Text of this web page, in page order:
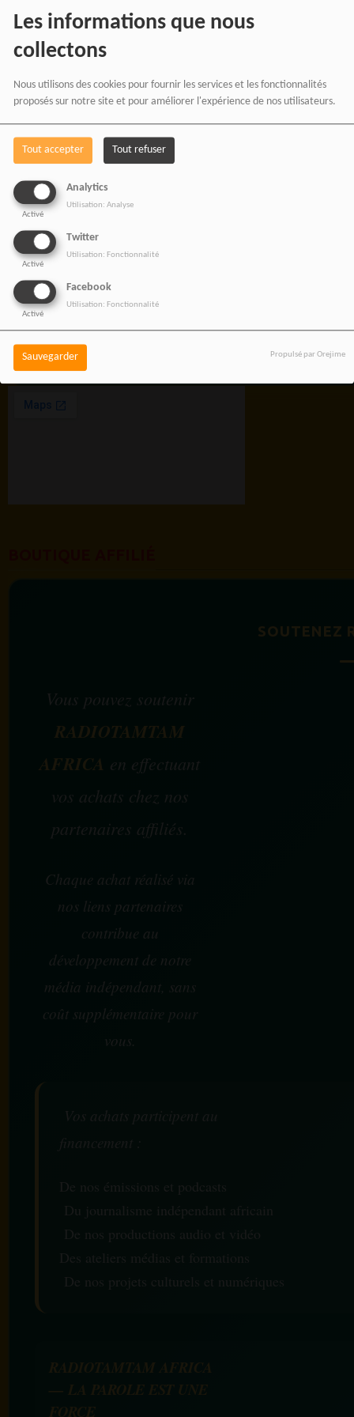
Les informations que nous
collectons
Nous utilisons des cookies pour fournir les services et les fonctionnalités
proposés sur notre site et pour améliorer l'expérience de nos utilisateurs.
Tout accepter Tout refuser
Analytics
Activé
Utilisation: Analyse
Twitter
Activé
Utilisation: Fonctionnalité
Facebook
Activé
Utilisation: Fonctionnalité
Sauvegarder Propulsé par Orejime
NOS OFFRES
pour une information libre,
innovante et tournée vers
RADIOTAMTAM
AFRICA — LA PAROLE
EST UNE FORCE
SOUTENEZ
Vous pouvez soutenir
RADIOTAMTAM
AFRICA en effectuant
vos achats chez nos
partenaires affiliés.
Chaque achat réalisé via
nos liens partenaires
contribue au
développement de notre
média indépendant, sans
coût supplémentaire pour
vous.